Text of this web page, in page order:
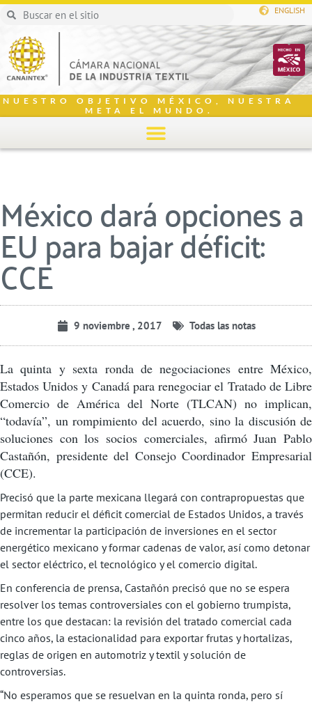
ENGLISH
NUESTRO OBJETIVO MÉXICO, NUESTRA
META EL MUNDO.
México dará opciones a
EU para bajar déficit:
CCE
9 noviembre , 2017 Todas las notas
La quinta y sexta ronda de negociaciones entre México,
Estados Unidos y Canadá para renegociar el Tratado de Libre
Comercio de América del Norte (TLCAN) no implican,
“todavía”, un rompimiento del acuerdo, sino la discusión de
soluciones con los socios comerciales, afirmó Juan Pablo
Castañón, presidente del Consejo Coordinador Empresarial
(CCE).
Precisó que la parte mexicana llegará con contrapropuestas que
permitan reducir el déficit comercial de Estados Unidos, a través
de incrementar la participación de inversiones en el sector
energético mexicano y formar cadenas de valor, así como detonar
el sector eléctrico, el tecnológico y el comercio digital.
En conferencia de prensa, Castañón precisó que no se espera
resolver los temas controversiales con el gobierno trumpista,
entre los que destacan: la revisión del tratado comercial cada
cinco años, la estacionalidad para exportar frutas y hortalizas,
reglas de origen en automotriz y textil y solución de
controversias.
“No esperamos que se resuelvan en la quinta ronda, pero sí